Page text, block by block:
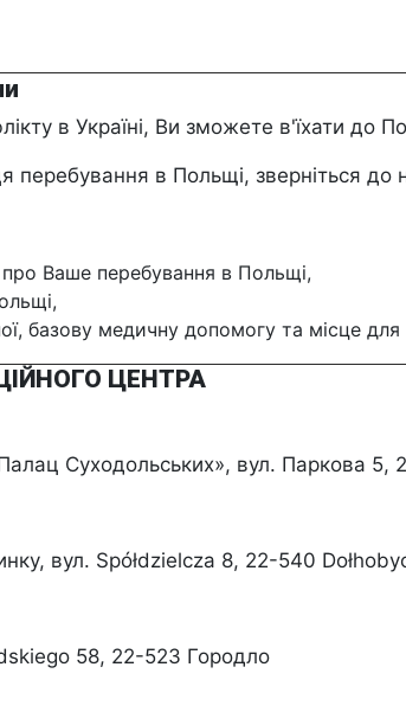
в Україні, Ви зможете в'їхати до
перебування в Польщі, зверніться до
Ваше перебування в Польщі,
базову медичну допомогу та місце для
ЦЕНТРА
Суходольських», вул. Паркова
вул. Spółdzielcza 8, 22-540
58, 22-523 Городло